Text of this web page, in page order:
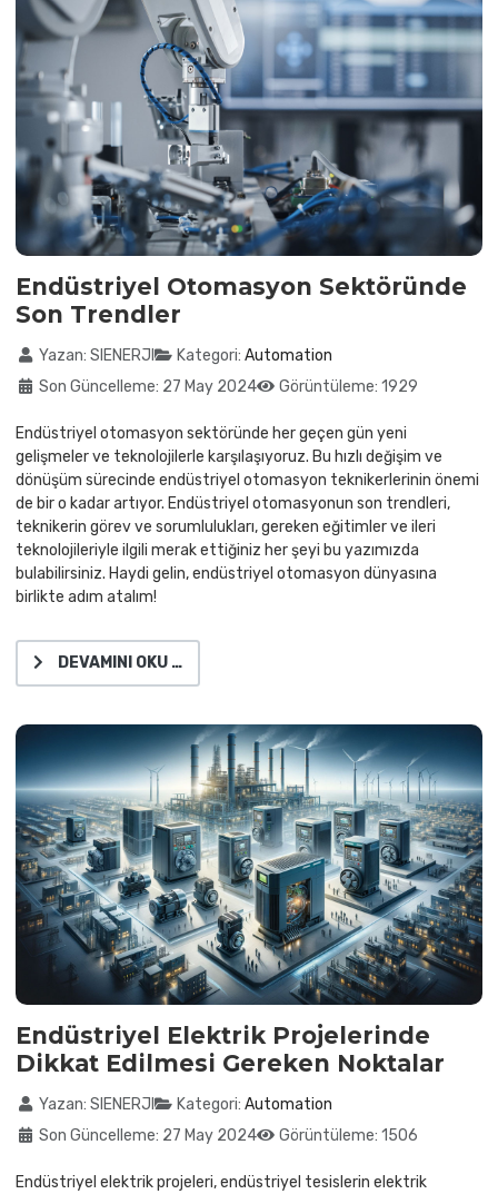
Endüstriyel Otomasyon Sektöründe
Son Trendler
Ayrıntılar
Yazan: SIENERJI Kategori: Automation
Son Güncelleme: 27 May 2024
Görüntüleme: 1929
Endüstriyel otomasyon sektöründe her geçen gün yeni
gelişmeler ve teknolojilerle karşılaşıyoruz. Bu hızlı değişim ve
dönüşüm sürecinde endüstriyel otomasyon teknikerlerinin önemi
de bir o kadar artıyor. Endüstriyel otomasyonun son trendleri,
teknikerin görev ve sorumlulukları, gereken eğitimler ve ileri
teknolojileriyle ilgili merak ettiğiniz her şeyi bu yazımızda
bulabilirsiniz. Haydi gelin, endüstriyel otomasyon dünyasına
birlikte adım atalım!
DEVAMINI OKU …
Endüstriyel Elektrik Projelerinde
Dikkat Edilmesi Gereken Noktalar
Ayrıntılar
Yazan: SIENERJI Kategori: Automation
Son Güncelleme: 27 May 2024
Görüntüleme: 1506
Endüstriyel elektrik projeleri, endüstriyel tesislerin elektrik